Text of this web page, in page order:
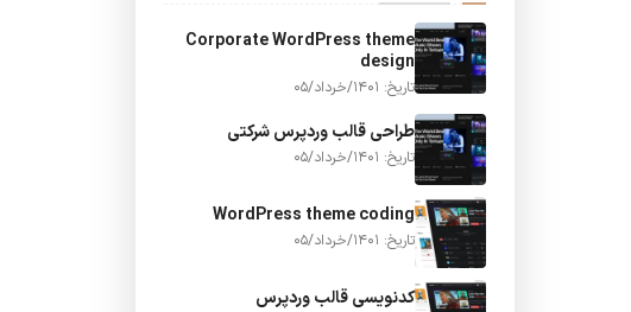
Corporate WordPress theme
design
تاریخ: 1401/خرداد/05
طراحی قالب وردپرس شرکتی
تاریخ: 1401/خرداد/05
WordPress theme coding
تاریخ: 1401/خرداد/05
کدنویسی قالب وردپرس